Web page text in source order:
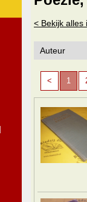
< Bekijk alles
< 1